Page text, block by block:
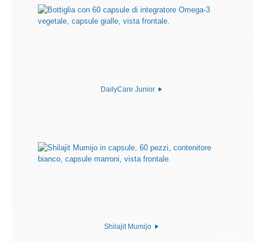
DailyCare Junior
Shilajit Mumijo